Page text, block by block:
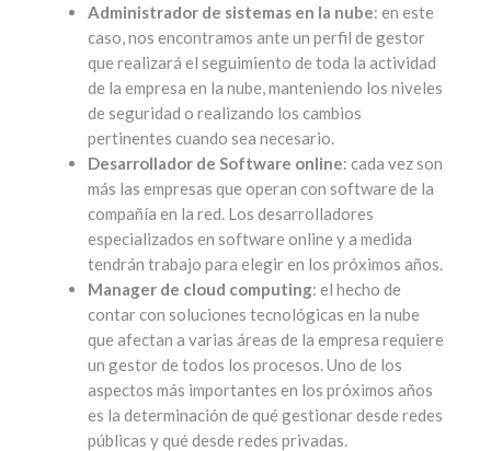
Administrador de sistemas en la nube: en este
caso, nos encontramos ante un perfil de gestor
que realizará el seguimiento de toda la actividad
de la empresa en la nube, manteniendo los niveles
de seguridad o realizando los cambios
pertinentes cuando sea necesario.
Desarrollador de Software online: cada vez son
más las empresas que operan con software de la
compañía en la red. Los desarrolladores
especializados en software online y a medida
tendrán trabajo para elegir en los próximos años.
Manager de cloud computing: el hecho de
contar con soluciones tecnológicas en la nube
que afectan a varias áreas de la empresa requiere
un gestor de todos los procesos. Uno de los
aspectos más importantes en los próximos años
es la determinación de qué gestionar desde redes
públicas y qué desde redes privadas.